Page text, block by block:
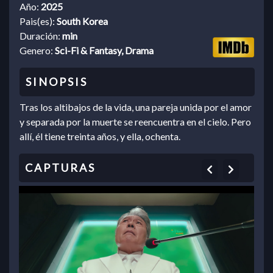
Año: 2025
Pais(es): South Korea
Duración: min
Genero: Sci-Fi & Fantasy, Drama
Tras los altibajos de la vida, una pareja unida por el amor
y separada por la muerte se reencuentra en el cielo. Pero
allí, él tiene treinta años, y ella, ochenta.
Previous